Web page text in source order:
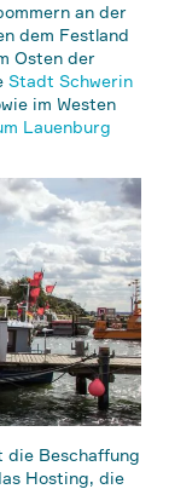
an der
dem Festland
Osten der
Stadt Schwerin
im Westen
Lauenburg
die Beschaffung
Hosting, die